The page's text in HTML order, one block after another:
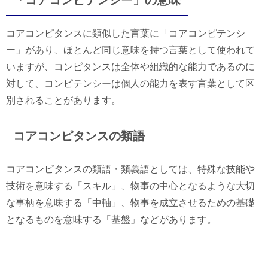
コアコンピタンスに類似した言葉に「コアコンピテンシ
ー」があり、ほとんど同じ意味を持つ言葉として使われて
いますが、コンピタンスは全体や組織的な能力であるのに
対して、コンピテンシーは個人の能力を表す言葉として区
別されることがあります。
コアコンピタンスの類語
コアコンピタンスの類語・類義語としては、特殊な技能や
技術を意味する「スキル」、物事の中心となるような大切
な事柄を意味する「中軸」、物事を成立させるための基礎
となるものを意味する「基盤」などがあります。